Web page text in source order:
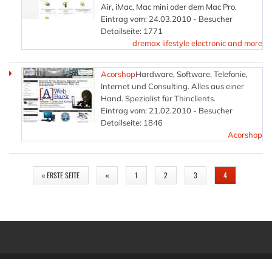
Air, iMac, Mac mini oder dem Mac Pro.
Eintrag vom: 24.03.2010 - Besucher
Detailseite: 1771
dremax lifestyle electronic and more
AcorshopHardware, Software, Telefonie,
Internet und Consulting. Alles aus einer
Hand. Spezialist für Thinclients.
Eintrag vom: 21.02.2010 - Besucher
Detailseite: 1846
Acorshop
SEITEN
« ERSTE SEITE « 1 2 3 4